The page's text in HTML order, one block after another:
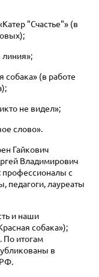
"Счастье"» (в
(в работе
не видел»;
слово».
Гайкович
Владимирович
с
педагоги, лауреаты
и наши
собака»);
По итогам
в